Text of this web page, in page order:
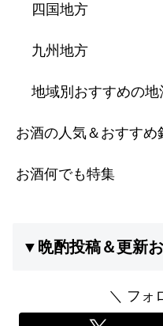
四国地方
九州地方
地域別おすすめの地
お酒の人気＆おすすめ
お酒何でも特集
▼晩酌投稿＆更新
＼ フォ